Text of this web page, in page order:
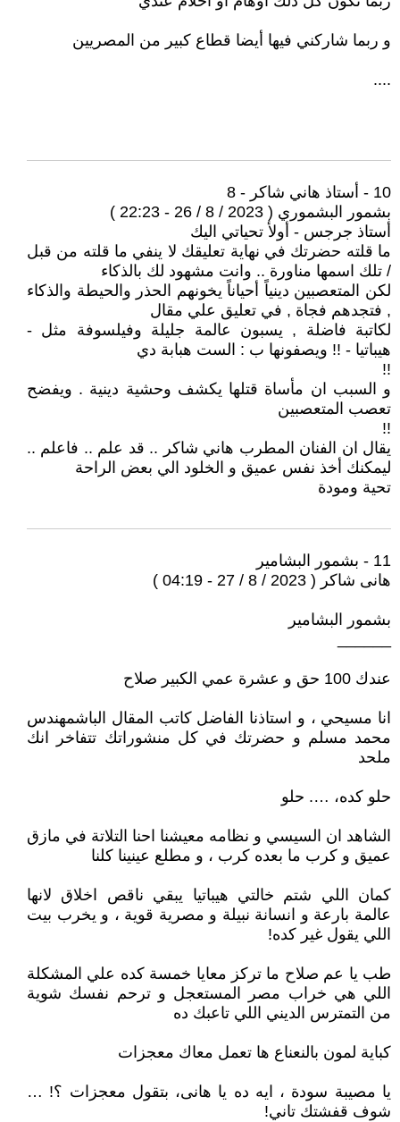
و ربما شاركني فيها أيضا قطاع كبير من المصريين
....
10 - أستاذ هاني شاكر - 8
بشمور البشموري ( 2023 / 8 / 26 - 22:23 )
أستاذ جرجس - أولأ تحياتي اليك
ما قلته حضرتك في نهاية تعليقك لا ينفي ما قلته من قبل
/ تلك اسمها مناورة .. وانت مشهود لك بالذكاء
لكن المتعصبين دينياً أحياناً يخونهم الحذر والحيطة والذكاء
, فتجدهم فجاة , في تعليق علي مقال
لكاتبة فاضلة , يسبون عالمة جليلة وفيلسوفة مثل -
هيباتيا - !! ويصفونها ب : الست هبابة دي
!!
و السبب ان مأساة قتلها يكشف وحشية دينية . ويفضح
تعصب المتعصبين
!!
يقال ان الفنان المطرب هاني شاكر .. قد علم .. فاعلم ..
ليمكنك أخذ نفس عميق و الخلود الي بعض الراحة
تحية ومودة
11 - بشمور البشامير
هانى شاكر ( 2023 / 8 / 27 - 04:19 )
بشمور البشامير
عندك 100 حق و عشرة عمي الكبير صلاح
انا مسيحي ، و استاذنا الفاضل كاتب المقال الباشمهندس
محمد مسلم و حضرتك في كل منشوراتك تتفاخر انك
ملحد
حلو كده، …. حلو
الشاهد ان السيسي و نظامه معيشنا احنا التلاتة في مازق
عميق و كرب ما بعده كرب ، و مطلع عينينا كلنا
كمان اللي شتم خالتي هيباتيا يبقي ناقص اخلاق لانها
عالمة بارعة و انسانة نبيلة و مصرية قوية ، و يخرب بيت
اللي يقول غير كده!
طب يا عم صلاح ما تركز معايا خمسة كده علي المشكلة
اللي هي خراب مصر المستعجل و ترحم نفسك شوية
من التمترس الديني اللي تاعبك ده
كباية لمون بالنعناع ها تعمل معاك معجزات
يا مصيبة سودة ، ايه ده يا هانى، بتقول معجزات ؟! …
شوف قفشتك تاني!